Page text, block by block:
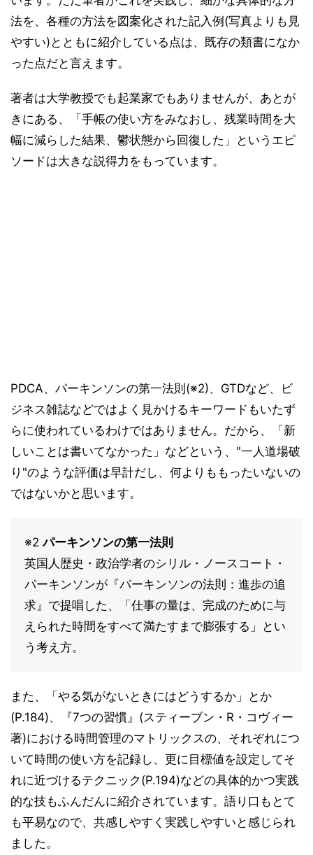
法を、各種の方法を図案化された記入例(写真よりも見
やすい)とともに紹介している点は、既存の類書になか
った点だと言えます。
著者は大学教授でも起業家でもありませんが、あとが
きにある、「手帳の使い方をみなおし、残業時間を大
幅に減らした結果、鬱状態から回復した」というエピ
ソードは大きな説得力をもっています。
PDCA、パーキンソンの第一法則(※2)、GTDなど、ビ
ジネス雑誌などではよく見かけるキーワードもいたず
らに使われているわけではありません。だから、「新
しいことは書いてなかった」などという、"一人道場破
り"のような評価は早計だし、何よりももったいないの
ではないかと思います。
※2パーキンソンの第一法則
英国人歴史・政治学者のシリル・ノースコート・
パーキンソンが『パーキンソンの法則：進歩の追
求』で提唱した、「仕事の量は、完成のために与
えられた時間をすべて満たすまで膨張する」とい
う考え方。
また、「やる気がないときにはどうするか」とか
(P.184)、『7つの習慣』(スティーブン・R・コヴィー
著)における時間管理のマトリックスの、それぞれにつ
いて時間の使い方を記録し、更に目標値を設定してそ
れに近づけるテクニック(P.194)などの具体的かつ実践
的な技もふんだんに紹介されています。語り口もとて
も平易なので、共感しやすく実践しやすいと感じられ
ました。